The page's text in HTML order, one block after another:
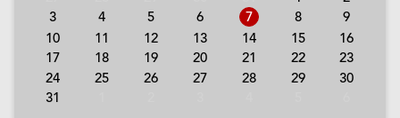
3
4 5 6 7 8
9
10
11 12 13 14 15
16
17
18 19 20 21 22
23
24
25 26 27 28 29
30
31